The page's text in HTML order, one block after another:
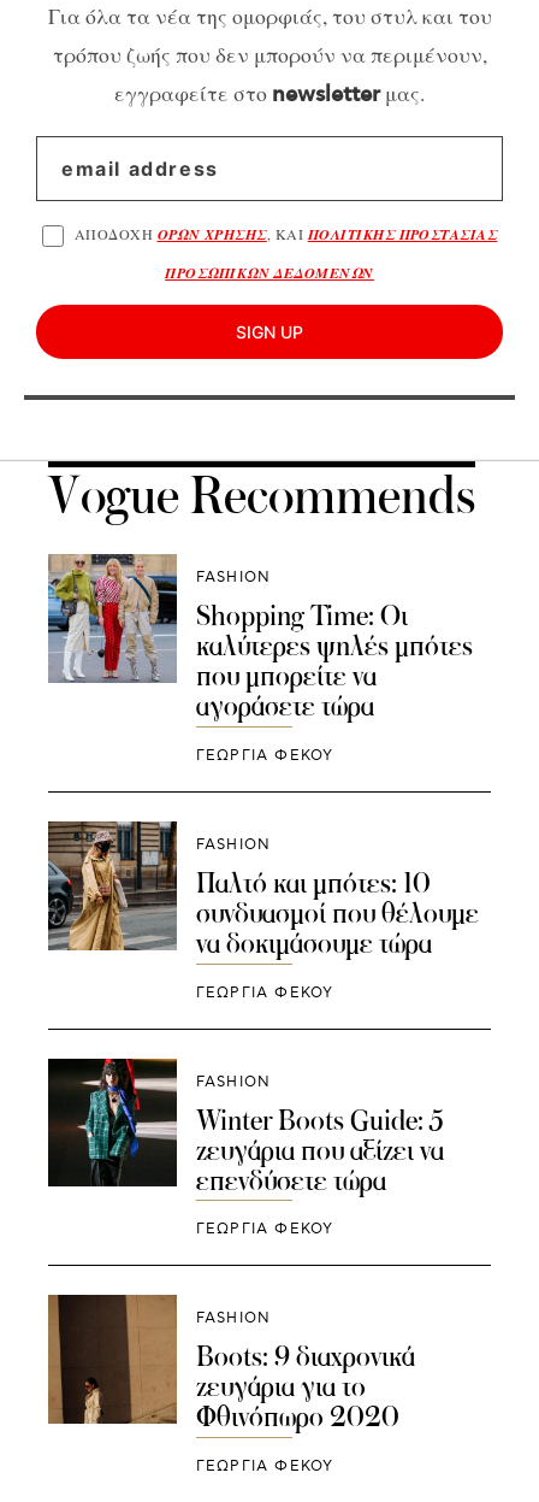
Για όλα τα νέα της ομορφιάς, του στυλ και του
τρόπου ζωής που δεν μπορούν να περιμένουν,
εγγραφείτε στο newsletterμας.
ΑΠΟΔΟΧΗ ΟΡΩΝ ΧΡΗΣΗΣ, ΚΑΙΠΟΛΙΤΙΚΗΣ ΠΡΟΣΤΑΣΙΑΣ
ΠΡΟΣΩΠΙΚΩΝ ΔΕΔΟΜΕΝΩΝ
SIGN UP
Vogue Recommends
FASHION
Shopping Time: Οι
καλύτερες ψηλές μπότες
που μπορείτε να
αγοράσετε τώρα
ΓΕΩΡΓΙΑ ΦΕΚΟΥ
FASHION
Παλτό και μπότες: 10
συνδυασμοί που θέλουμε
να δοκιμάσουμε τώρα
ΓΕΩΡΓΙΑ ΦΕΚΟΥ
FASHION
Winter Boots Guide: 5
ζευγάρια που αξίζει να
επενδύσετε τώρα
ΓΕΩΡΓΙΑ ΦΕΚΟΥ
FASHION
Boots: 9 διαχρονικά
ζευγάρια για το
Φθινόπωρο 2020
ΓΕΩΡΓΙΑ ΦΕΚΟΥ